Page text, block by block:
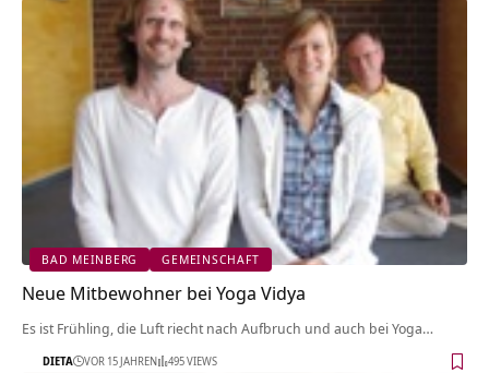
BAD MEINBERG GEMEINSCHAFT
Neue Mitbewohner bei Yoga Vidya
Es ist Frühling, die Luft riecht nach Aufbruch und auch bei Yoga…
DIETA VOR 15 JAHREN 495 VIEWS